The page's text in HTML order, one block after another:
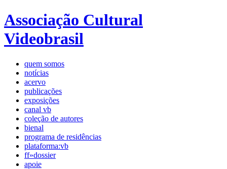
Associação Cultural
Videobrasil
quem somos
notícias
acervo
publicações
exposições
canal vb
coleção de autores
bienal
programa de residências
plataforma:vb
ff»dossier
apoie